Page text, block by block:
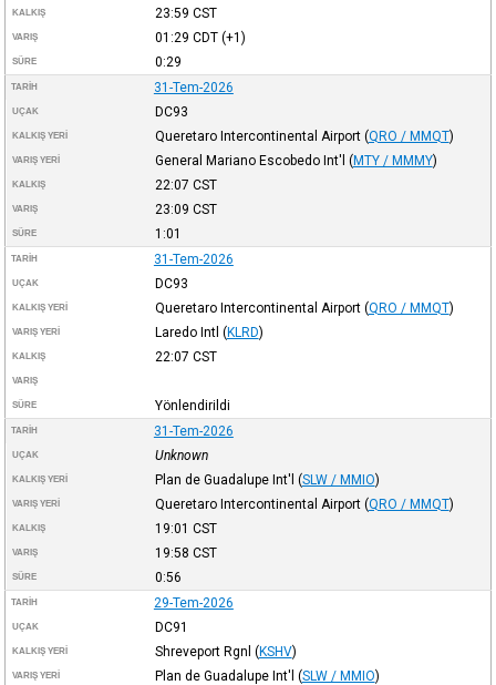
KALKIŞ 23:59 CST
VARIŞ 01:29 CDT(+1)
SÜRE 0:29
TARIH 31-Tem-2026
UÇAK DC93
KALKIŞ YERI Queretaro Intercontinental Airport (QRO / MMQT)
VARIŞ YERI General Mariano Escobedo Int'l (MTY / MMMY)
KALKIŞ 22:07 CST
VARIŞ 23:09 CST
SÜRE 1:01
TARIH 31-Tem-2026
UÇAK DC93
KALKIŞ YERI Queretaro Intercontinental Airport (QRO / MMQT)
VARIŞ YERI Laredo Intl (KLRD)
KALKIŞ 22:07 CST
VARIŞ
SÜRE Yönlendirildi
TARIH 31-Tem-2026
UÇAK Unknown
KALKIŞ YERI Plan de Guadalupe Int'l (SLW / MMIO)
VARIŞ YERI Queretaro Intercontinental Airport (QRO / MMQT)
KALKIŞ 19:01 CST
VARIŞ 19:58 CST
SÜRE 0:56
TARIH 29-Tem-2026
UÇAK DC91
KALKIŞ YERI Shreveport Rgnl (KSHV)
VARIŞ YERI Plan de Guadalupe Int'l (SLW / MMIO)